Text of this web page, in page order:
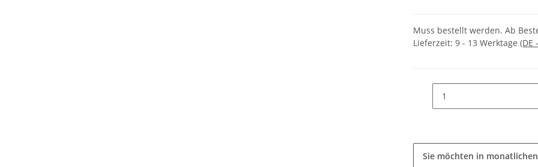
Muss bestellt werden. Ab
Lieferzeit: 9 - 13 Werktage (DE
Sie möchten in